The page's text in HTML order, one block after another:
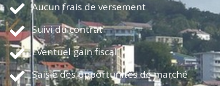
Aucun frais de versement
Suivi du contrat
Eventuel gain fiscal
Saisie des opportunités de marché